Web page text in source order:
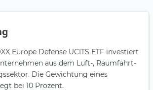
Europe Defense UCITS ETF investiert
aus dem Luft-, Raumfahrt-
Die Gewichtung eines
bei 10 Prozent.